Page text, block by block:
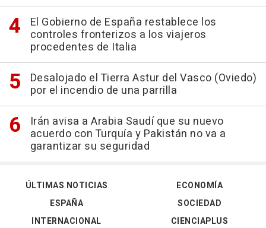
El Gobierno de España restablece los
controles fronterizos a los viajeros
procedentes de Italia
Desalojado el Tierra Astur del Vasco (Oviedo)
por el incendio de una parrilla
Irán avisa a Arabia Saudí que su nuevo
acuerdo con Turquía y Pakistán no va a
garantizar su seguridad
ÚLTIMAS NOTICIAS
ESPAÑA
INTERNACIONAL
ECONOMÍA
SOCIEDAD
CIENCIAPLUS